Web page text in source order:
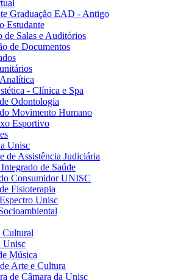
Graduação EAD - Antigo
Estudante
de Salas e Auditórios
de Documentos
- Clínica e Spa
Odontologia
Movimento Humano
Esportivo
Unisc
de Assistência Judiciária
de Saúde
Consumidor UNISC
Fisioterapia
Unisc
Cultural
Unisc
Música
Arte e Cultura
de Câmara da Unisc